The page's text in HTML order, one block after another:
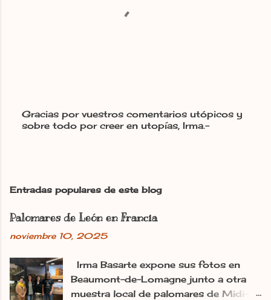
P
a
u
c
m
e
n
Gracias por vuestros comentarios utópicos y
sobre todo por creer en utopías, Irma.-
Entradas populares de este blog
Palomares de León en Francia
noviembre 10, 2025
Irma Basarte expone sus fotos en
Beaumont-de-Lomagne junto a otra
muestra local de palomares de Midi-